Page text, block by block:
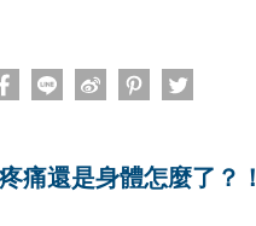
痛還是身體怎麼了？！